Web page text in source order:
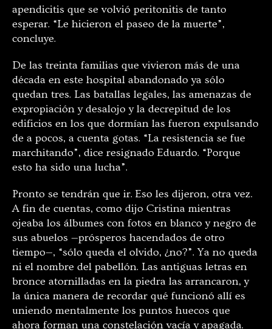
apendicitis que se volvió peritonitis de tanto
esperar. “Le hicieron el paseo de la muerte”,
concluye.
De las treinta familias que vivieron más de una
década en este hospital abandonado ya sólo
quedan tres. Las batallas legales, las amenazas de
expropiación y desalojo y la decrepitud de los
edificios en los que dormían las fueron expulsando
de a pocos, a cuenta gotas. “La resistencia se fue
marchitando”, dice resignado Eduardo. “Porque
esto ha sido una lucha”.
Pronto se tendrán que ir. Eso les dijeron, otra vez.
A fin de cuentas, como dijo Cristina mientras
ojeaba los álbumes con fotos en blanco y negro de
sus abuelos —prósperos hacendados de otro
tiempo—, “sólo queda el olvido, ¿no?”. Ya no queda
ni el nombre del pabellón. Las antiguas letras en
bronce atornilladas en la piedra las arrancaron, y
la única manera de recordar qué funcionó allí es
uniendo mentalmente los puntos huecos que
ahora forman una constelación vacía y apagada.